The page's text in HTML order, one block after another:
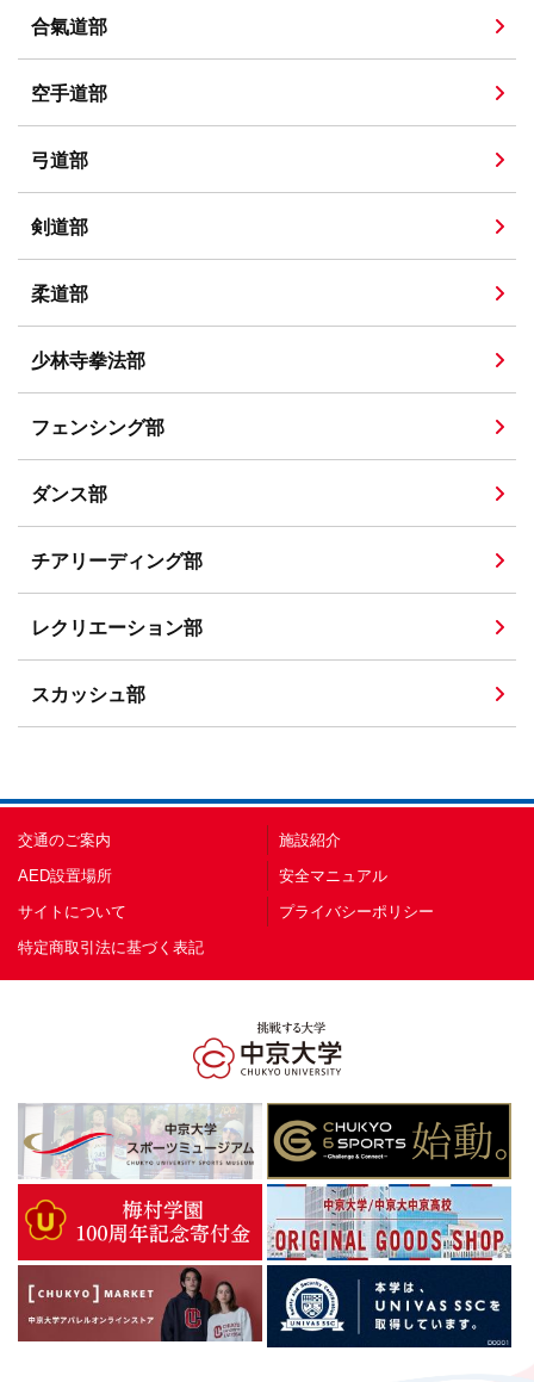
合氣道部
空手道部
弓道部
剣道部
柔道部
少林寺拳法部
フェンシング部
ダンス部
チアリーディング部
レクリエーション部
スカッシュ部
交通のご案内
施設紹介
AED設置場所
安全マニュアル
サイトについて
プライバシーポリシー
特定商取引法に基づく表記